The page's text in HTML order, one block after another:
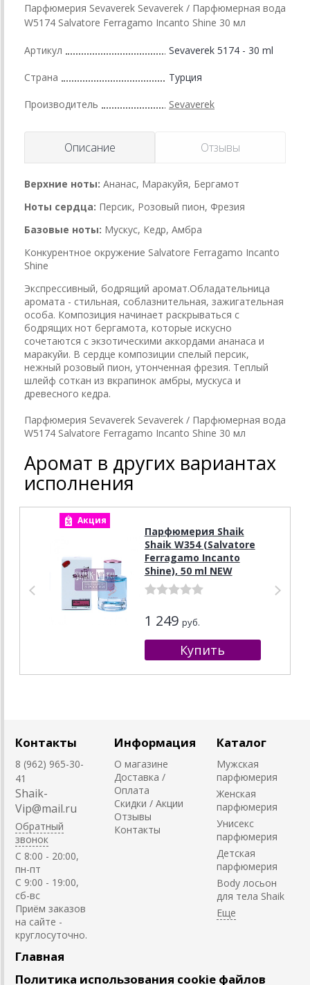
Парфюмерия Sevaverek Sevaverek / Парфюмерная вода
W5174 Salvatore Ferragamo Incanto Shine 30 мл
Артикул Sevaverek 5174 - 30 ml
Страна Турция
Производитель Sevaverek
Описание Отзывы
Верхние ноты: Ананас, Маракуйя, Бергамот
Ноты сердца: Персик, Розовый пион, Фрезия
Базовые ноты: Мускус, Кедр, Амбра
Конкурентное окружение Salvatore Ferragamo Incanto
Shine
Экспрессивный, бодрящий аромат.Обладательница
аромата - стильная, соблазнительная, зажигательная
особа. Композиция начинает раскрываться с
бодрящих нот бергамота, которые искусно
сочетаются с экзотическими аккордами ананаса и
маракуйи. В сердце композиции спелый персик,
нежный розовый пион, утонченная фрезия. Теплый
шлейф соткан из вкрапинок амбры, мускуса и
древесного кедра.
Парфюмерия Sevaverek Sevaverek / Парфюмерная вода
W5174 Salvatore Ferragamo Incanto Shine 30 мл
Аромат в других вариантах
исполнения
Акция
Парфюмерия Shaik
Shaik W354 (Salvatore
Ferragamo Incanto
Shine), 50 ml NEW
1 249 руб.
Контакты
8 (962) 965-30-
41
Shaik-
Vip@mail.ru
Обратный
звонок
C 8:00 - 20:00,
пн-пт
С 9:00 - 19:00,
сб-вс
Приём заказов
на сайте -
круглосуточно.
Информация
О магазине
Доставка /
Оплата
Скидки / Акции
Отзывы
Контакты
Каталог
Мужская
парфюмерия
Женская
парфюмерия
Унисекс
парфюмерия
Детская
парфюмерия
Body лосьон
для тела Shaik
Главная
Политика использования cookie файлов